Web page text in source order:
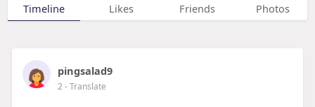
Timeline Likes Friends Photos
pingsalad9
2- Translate